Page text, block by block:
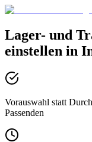
Lager- und
einstellen in
Vorauswahl statt
Passenden